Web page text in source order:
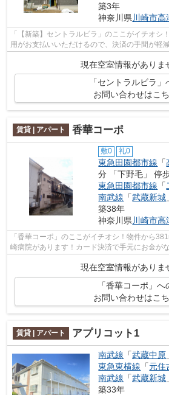
築3年
神奈川県 川崎市高
「【新築】セントラルビラ」のここがイチオシ
用がお支払いいただけるので、決済の手間が軽
場は、ごみを捨てる手間を減らしてく...
現在空室情報がありま
「セントラルビラ」
お問い合わせはこ
賃貸 | アパート 香華コーポ
敷0 礼0
東急田園都市線 「
分 「下野毛」 停
東急田園都市線 「
南武線 「武蔵新城
築38年
神奈川県川崎市高
「香華コーポ」のここがイチオシ！物件から
崎病院があります！カード決済で手元にお金が
現在空室情報がありま
「香華コーポ」へ
お問い合わせはこ
賃貸 | アパート アプリコット1
南武線 「武蔵中原
東急東横線 「元住
南武線 「武蔵新城
築33年